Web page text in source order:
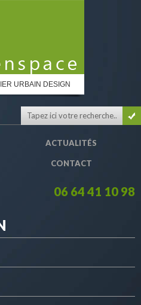
URBAIN DESIGN
ACTUALITÉS
CONTACT
06 64 41 10 98